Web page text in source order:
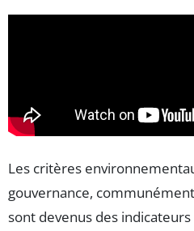
Les critères
gouvernance,
sont devenus des